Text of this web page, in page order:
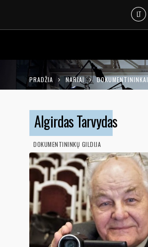
LT
PRADŽIA NARIAI DOKUMENTININKAI
Algirdas Tarvydas
DOKUMENTININKŲ GILDIJA